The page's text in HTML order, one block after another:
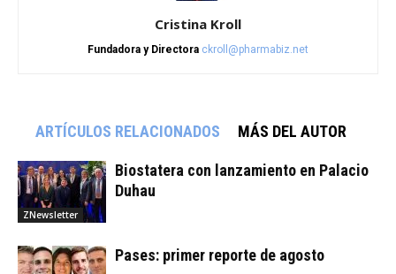
Cristina Kroll
Fundadora y Directora ckroll@pharmabiz.net
ARTÍCULOS RELACIONADOS MÁS DEL AUTOR
ZNewsletter
Biostatera con lanzamiento en Palacio
Duhau
Pases: primer reporte de agosto